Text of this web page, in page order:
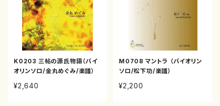
K0203 三帖の源氏物語（バイ
オリンソロ/金丸めぐみ/楽譜）
¥2,640
M0708 マントラ （バイオリン
ソロ/松下功/楽譜）
¥2,200